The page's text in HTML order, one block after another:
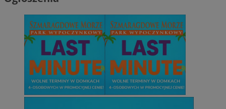
VISITOR_PRIVACY_METADATA
YouTube
.youtube.com